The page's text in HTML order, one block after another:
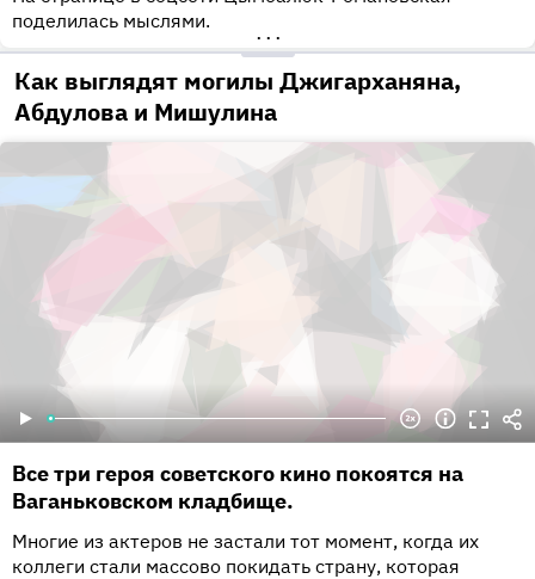
поделилась мыслями.
•••
Как выглядят могилы Джигарханяна,
Абдулова и Мишулина
Все три героя советского кино покоятся на
Ваганьковском кладбище.
Многие из актеров не застали тот момент, когда их
коллеги стали массово покидать страну, которая